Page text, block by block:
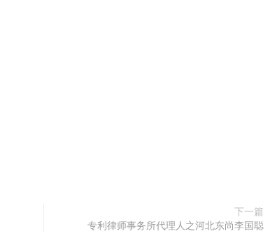
下一篇
专利律师事务所代理人之河北东尚李国聪